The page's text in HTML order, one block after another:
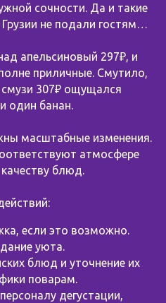
сочности. Да и такие
не подали гостям…
апельсиновый 297₽, и
приличные. Смутило,
307₽ ощущался
один банан.
масштабные изменения.
атмосфере
блюд.
если это возможно.
уюта.
блюд и уточнение их
поварам.
дегустации,